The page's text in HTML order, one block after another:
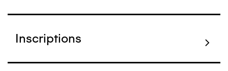
Inscriptions